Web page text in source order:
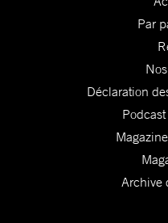
Par
Déclaration
Archive